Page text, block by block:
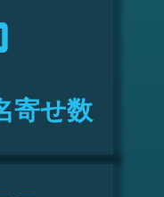
寄せ数